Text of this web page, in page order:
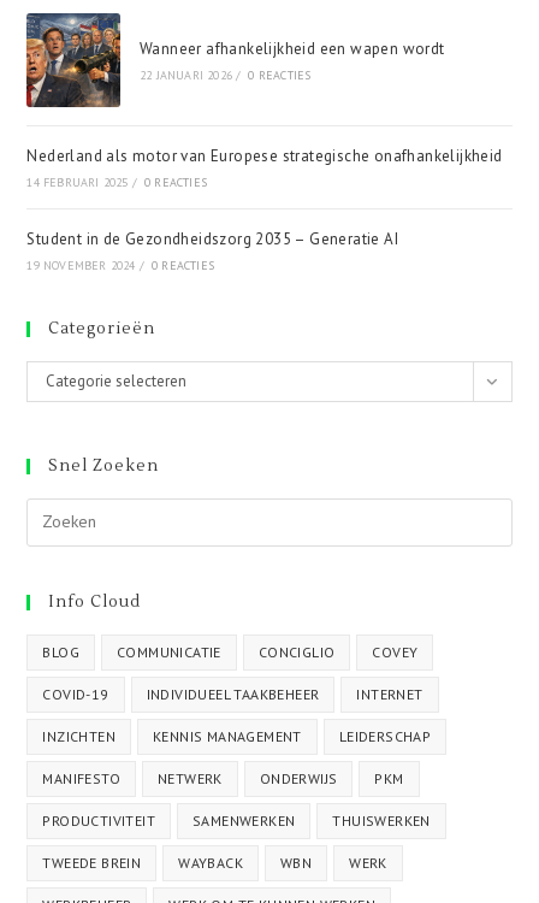
Wanneer afhankelijkheid een wapen wordt
22 JANUARI 2026 / 0 REACTIES
Nederland als motor van Europese strategische onafhankelijkheid
14 FEBRUARI 2025 / 0 REACTIES
Student in de Gezondheidszorg 2035 – Generatie AI
19 NOVEMBER 2024 / 0 REACTIES
Categorieën
Categorieën
Categorie selecteren
Snel Zoeken
Info Cloud
BLOG COMMUNICATIE CONCIGLIO COVEY
COVID-19 INDIVIDUEEL TAAKBEHEER INTERNET
INZICHTEN KENNIS MANAGEMENT LEIDERSCHAP
MANIFESTO NETWERK ONDERWIJS PKM
PRODUCTIVITEIT SAMENWERKEN THUISWERKEN
TWEEDE BREIN WAYBACK WBN WERK